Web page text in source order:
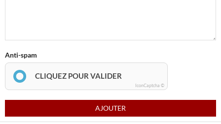
Anti-spam
CLIQUEZ POUR VALIDER
IconCaptcha ©
AJOUTER